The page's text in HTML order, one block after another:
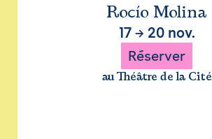
Rocío Molina
17→ 20 nov.
Réserver
au Théâtre de la Cité